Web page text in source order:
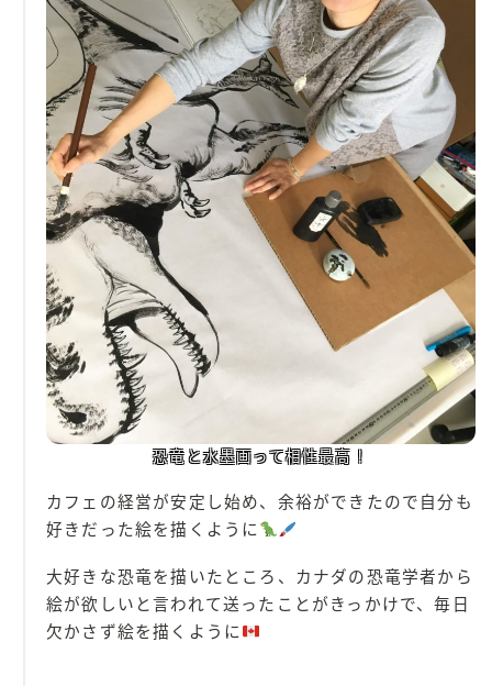
恐竜と水墨画って相性最高！
カフェの経営が安定し始め、余裕ができたので自分も
好きだった絵を描くように
大好きな恐竜を描いたところ、カナダの恐竜学者から
絵が欲しいと言われて送ったことがきっかけで、毎日
欠かさず絵を描くように